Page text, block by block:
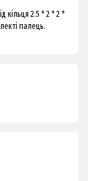
кільця 2.5 * 2 * 2 *
палець.